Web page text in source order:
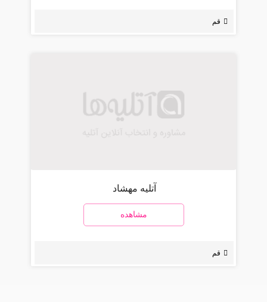
قم
آتلیه مهشاد
مشاهده
قم